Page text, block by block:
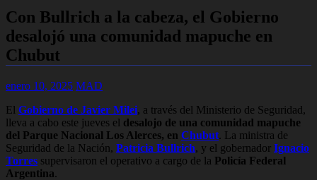
Con Bullrich a la cabeza, el Gobierno
desalojó una comunidad mapuche en
Chubut
enero 10, 2025 MAD
El Gobierno de Javier Milei, a través del Ministerio de Seguridad,
lleva a cabo este jueves el desalojo de una comunidad mapuche
del Parque Nacional Los Alerces, en Chubut. La ministra de
Seguridad de la Nación, Patricia Bullrich, y el gobernador Ignacio
Torres supervisaron el operativo a cargo de la Policía Federal
Argentina.